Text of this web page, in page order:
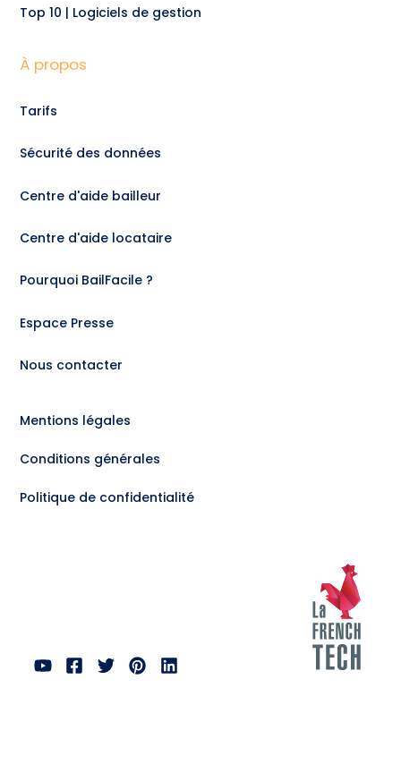
Top 10 | Logiciels de gestion
À propos
Tarifs
Sécurité des données
Centre d'aide bailleur
Centre d'aide locataire
Pourquoi BailFacile ?
Espace Presse
Nous contacter
Mentions légales
Conditions générales
Politique de confidentialité